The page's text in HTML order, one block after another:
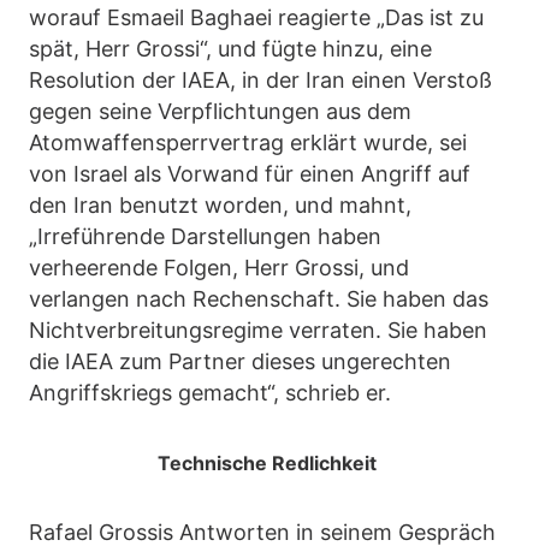
worauf Esmaeil Baghaei reagierte „Das ist zu
spät, Herr Grossi“, und fügte hinzu, eine
Resolution der IAEA, in der Iran einen Verstoß
gegen seine Verpflichtungen aus dem
Atomwaffensperrvertrag erklärt wurde, sei
von Israel als Vorwand für einen Angriff auf
den Iran benutzt worden, und mahnt,
„Irreführende Darstellungen haben
verheerende Folgen, Herr Grossi, und
verlangen nach Rechenschaft. Sie haben das
Nichtverbreitungsregime verraten. Sie haben
die IAEA zum Partner dieses ungerechten
Angriffskriegs gemacht“, schrieb er.
Technische Redlichkeit
Rafael Grossis Antworten in seinem Gespräch